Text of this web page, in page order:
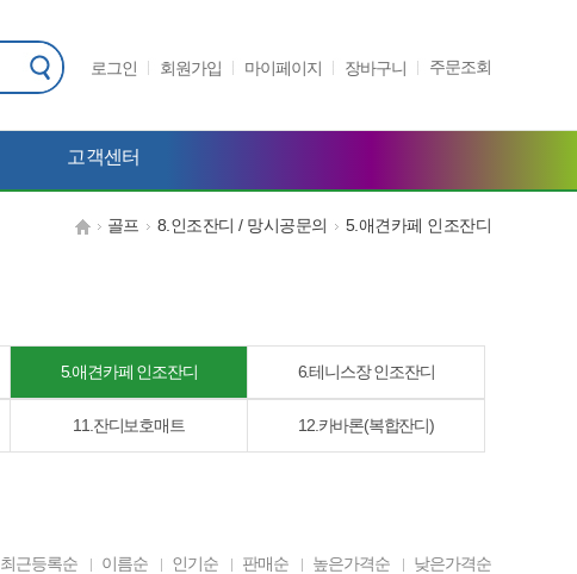
로그인 회원가입 마이페이지 장바구니 주문조회
고객센터
골프 8.인조잔디 / 망시공문의 5.애견카페 인조잔디
5.애견카페 인조잔디 6.테니스장 인조잔디
11.잔디보호매트 12.카바론(복합잔디)
최근등록순 이름순 인기순 판매순 높은가격순 낮은가격순